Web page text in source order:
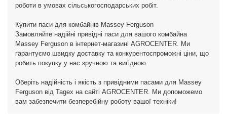
роботи в умовах сільськогосподарських робіт.
Купити паси для комбайнів Massey Ferguson
Замовляйте надійні привідні паси для вашого комбайна
Massey Ferguson в інтернет-магазині AGROCENTER. Ми
гарантуємо швидку доставку та конкурентоспроможні ціни, що
робить покупку у нас зручною та вигідною.
Оберіть надійність і якість з привідними пасами для Massey
Ferguson від Tagex на сайті AGROCENTER. Ми допоможемо
вам забезпечити безперебійну роботу вашої техніки!